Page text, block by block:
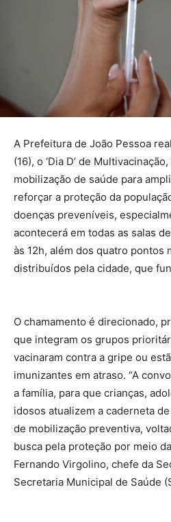
A Prefeitura de João Pessoa
(16), o ‘Dia D’ de
mobilização de saúde para
reforçar a proteção da
doenças preveníveis,
acontecerá em todas as salas
às 12h, além dos quatro pontos
distribuídos pela cidade, que
O chamamento é direcionado,
que integram os grupos
vacinaram contra a gripe ou
imunizantes em atraso. “A
a família, para que crianças,
idosos atualizem a caderneta
de mobilização preventiva,
busca pela proteção por meio
Fernando Virgolino, chefe da
Secretaria Municipal de Saúde